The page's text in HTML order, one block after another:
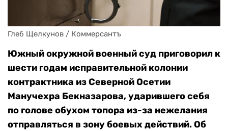
Глеб Щелкунов / Коммерсантъ
Южный окружной военный суд приговорил к
шести годам исправительной колонии
контрактника из Северной Осетии
Манучехра Бекназарова, ударившего себя
по голове обухом топора из-за нежелания
отправляться в зону боевых действий. Об